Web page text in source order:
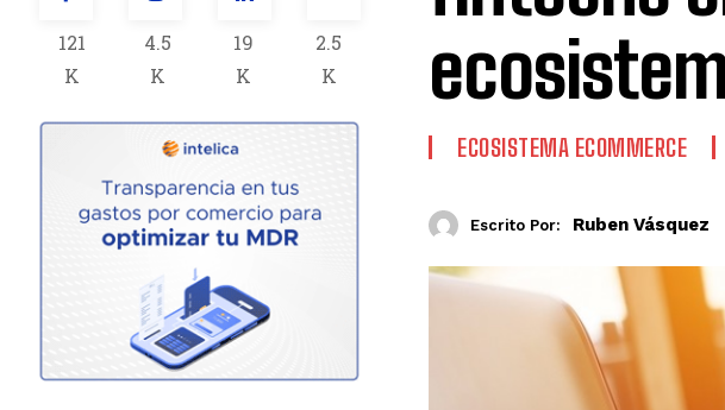
121
K
4.5
K
19
K
2.5
K
ECOSISTEMA ECOMMERCE
Escrito Por: Ruben Vásquez